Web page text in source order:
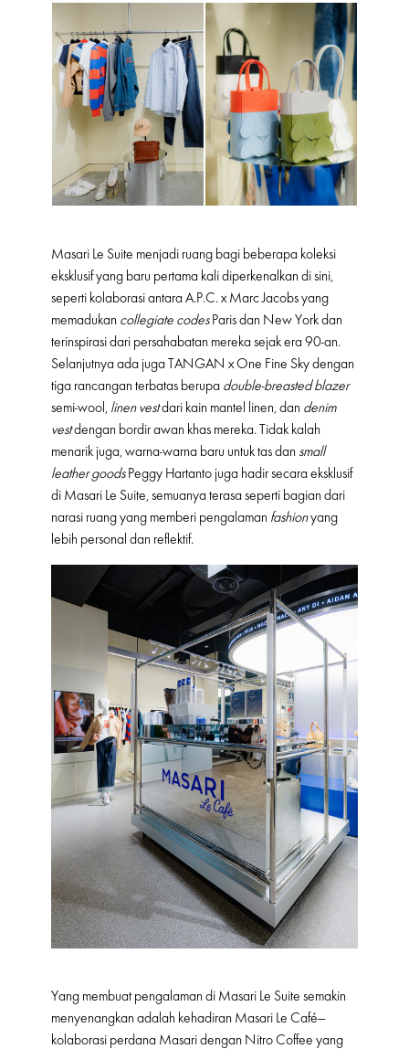
Masari Le Suite menjadi ruang bagi beberapa koleksi
eksklusif yang baru pertama kali diperkenalkan di sini,
seperti kolaborasi antara A.P.C. x Marc Jacobs yang
memadukan collegiate codes Paris dan New York dan
terinspirasi dari persahabatan mereka sejak era 90-an.
Selanjutnya ada juga TANGAN x One Fine Sky dengan
tiga rancangan terbatas berupa double-breasted blazer
semi-wool, linen vestdari kain mantel linen, dan denim
vestdengan bordir awan khas mereka. Tidak kalah
menarik juga, warna-warna baru untuk tas dan small
leather goods Peggy Hartanto juga hadir secara eksklusif
di Masari Le Suite, semuanya terasa seperti bagian dari
narasi ruang yang memberi pengalaman fashionyang
lebih personal dan reflektif.
Yang membuat pengalaman di Masari Le Suite semakin
menyenangkan adalah kehadiran Masari Le Café—
kolaborasi perdana Masari dengan Nitro Coffee yang